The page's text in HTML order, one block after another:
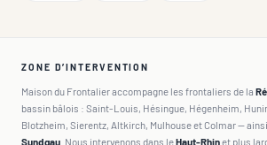
ZONE D’INTERVENTION
Maison du Frontalier accompagne les frontaliers de la
bassin bâlois : Saint-Louis, Hésingue, Hégenheim,
Blotzheim, Sierentz, Altkirch, Mulhouse et Colmar — ainsi
Sundgau . Nous intervenons dans leHaut-Rhinet plus